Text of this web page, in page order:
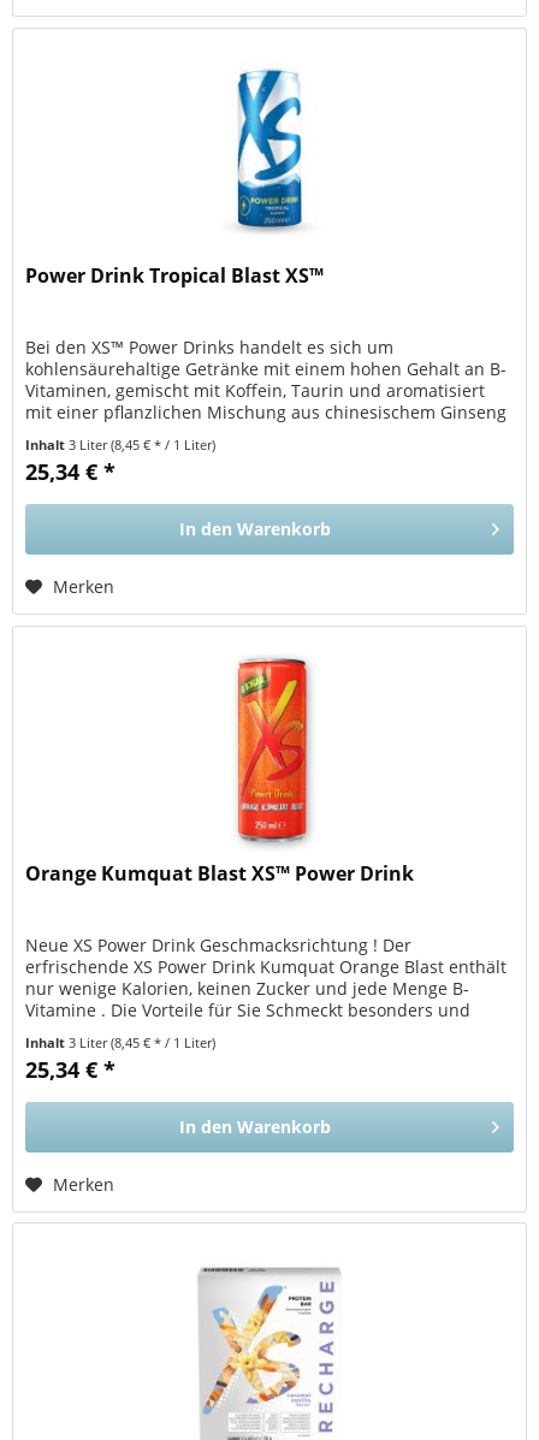
Power Drink Tropical Blast XS™
Bei den XS™ Power Drinks handelt es sich um
kohlensäurehaltige Getränke mit einem hohen Gehalt an B-
Vitaminen, gemischt mit Koffein, Taurin und aromatisiert
mit einer pflanzlichen Mischung aus chinesischem Ginseng
Inhalt3 Liter(8,45 € * / 1 Liter)
25,34 € *
In den Warenkorb
Merken
Orange Kumquat Blast XS™ Power Drink
Neue XS Power Drink Geschmacksrichtung ! Der
erfrischende XS Power Drink Kumquat Orange Blast enthält
nur wenige Kalorien, keinen Zucker und jede Menge B-
Vitamine . Die Vorteile für Sie Schmeckt besonders und
Inhalt3 Liter(8,45 € * / 1 Liter)
25,34 € *
In den Warenkorb
Merken